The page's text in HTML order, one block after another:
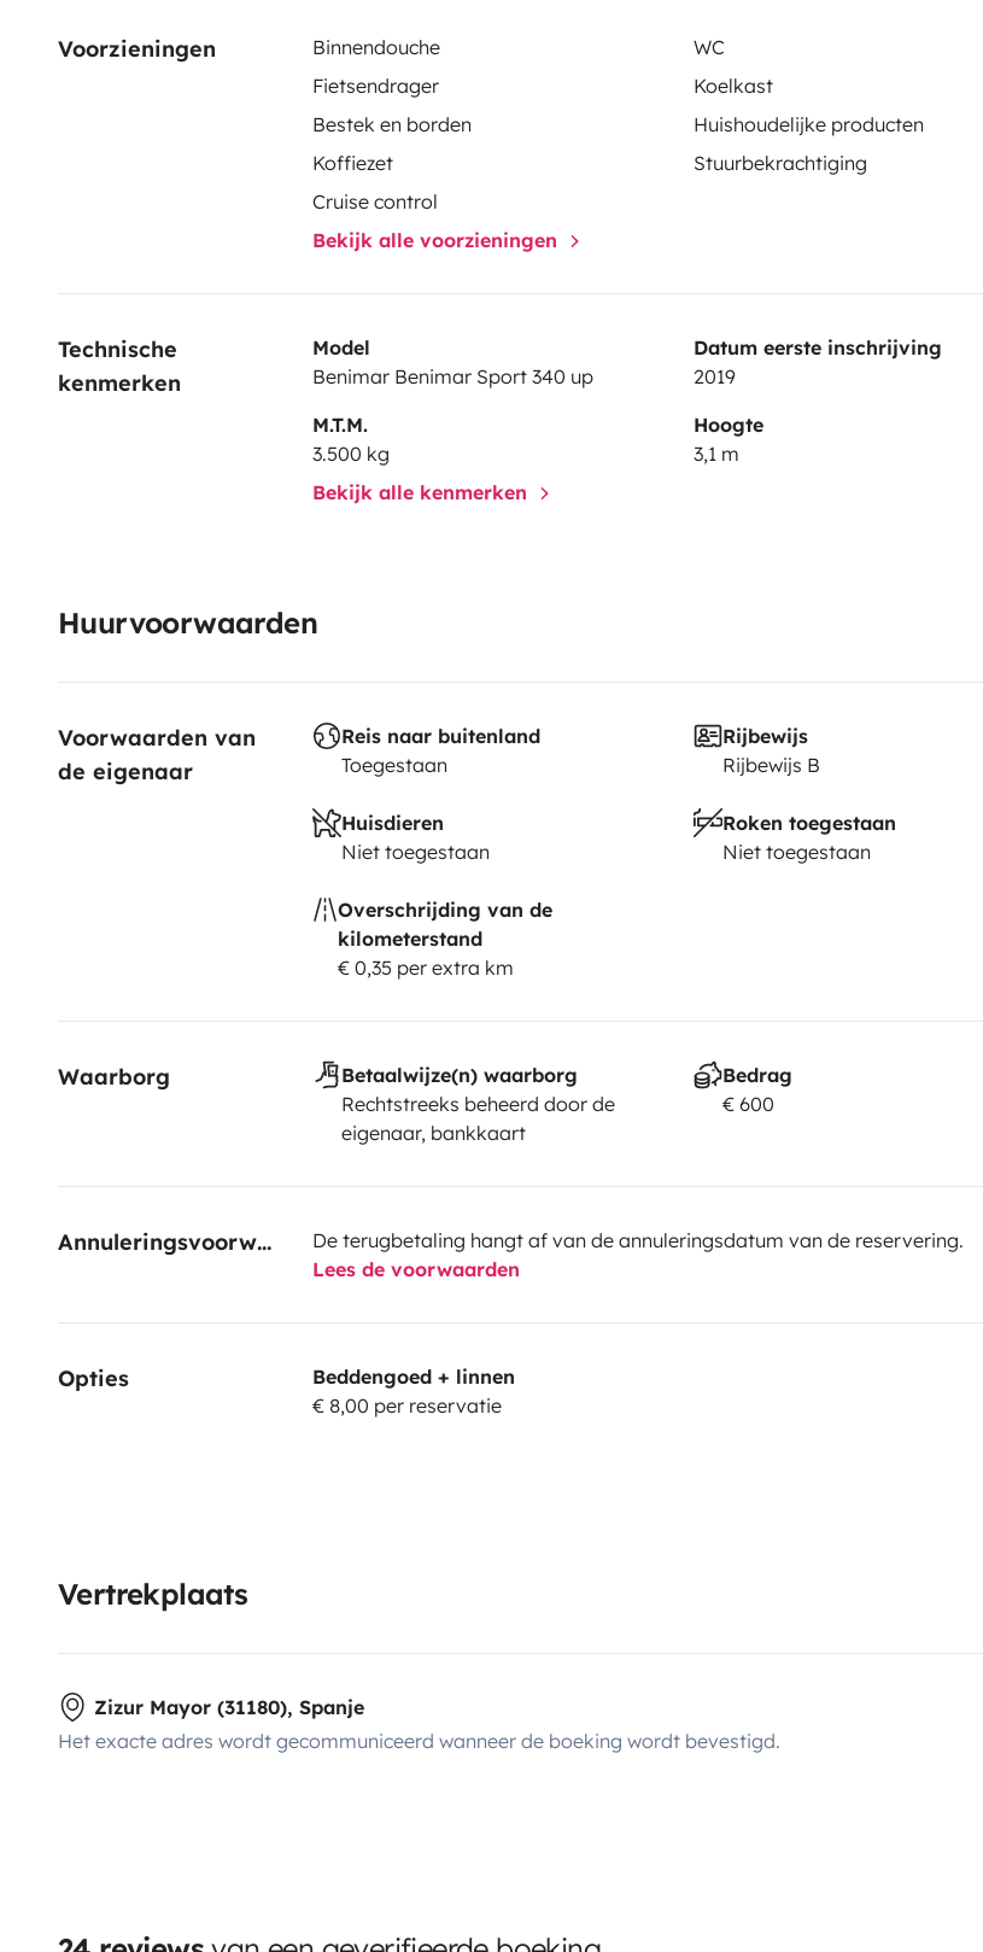
Voorzieningen Binnendouche
WC
Fietsendrager
Koelkast
Bestek en borden
Huishoudelijke producten
Koffiezet
Stuurbekrachtiging
Cruise control
Bekijk alle voorzieningen
Technische
kenmerken
Model
Benimar Benimar Sport 340 up
Datum eerste inschrijving
2019
M.T.M.
3.500 kg
Hoogte
3,1 m
Bekijk alle kenmerken
Huurvoorwaarden
Voorwaarden van
de eigenaar
Reis naar buitenland
Toegestaan
Rijbewijs
Rijbewijs B
Huisdieren
Niet toegestaan
Roken toegestaan
Niet toegestaan
Overschrijding van de
kilometerstand
€ 0,35 per extra km
Waarborg
Betaalwijze(n) waarborg
Rechtstreeks beheerd door de
eigenaar, bankkaart
Bedrag
€ 600
Annuleringsvoorwaarden
De terugbetaling hangt af van de annuleringsdatum van de reservering.
Lees de voorwaarden
Opties
Beddengoed + linnen
€ 8,00 per reservatie
Vertrekplaats
Zizur Mayor (31180), Spanje
Het exacte adres wordt gecommuniceerd wanneer de boeking wordt bevestigd.